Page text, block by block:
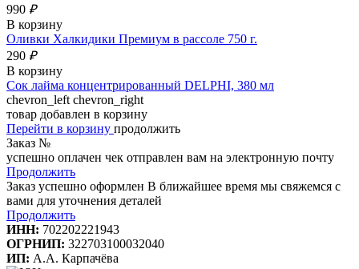
990 ₽
В корзину
Оливки Халкидики Премиум в рассоле 750 г.
290 ₽
В корзину
Сок лайма концентрированный DELPHI, 380 мл
chevron_left chevron_right
товар добавлен в корзину
Перейти в корзину продолжить
Заказ №
успешно оплачен чек отправлен вам на электронную почту
Продолжить
Заказ успешно оформлен В ближайшее время мы свяжемся с
вами для уточнения деталей
Продолжить
ИНН: 702202221943
ОГРНИП: 322703100032040
ИП: А.А. Карпачёва